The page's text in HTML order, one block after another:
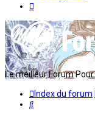
Le meilleur Forum
Index du forum
Rechercher